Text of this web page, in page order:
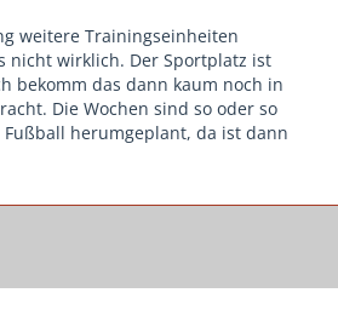
weitere Trainingseinheiten
nicht wirklich. Der Sportplatz ist
bekomm das dann kaum noch in
Die Wochen sind so oder so
herumgeplant, da ist dann